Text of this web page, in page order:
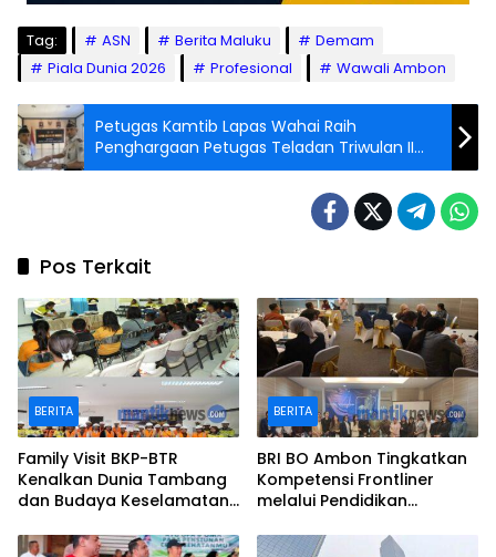
Tag: ASN Berita Maluku
Demam
Piala Dunia 2026
Profesional Wawali Ambon
Petugas Kamtib Lapas Wahai Raih
Penghargaan Petugas Teladan Triwulan II
2026
Pos Terkait
BERITA
Family Visit BKP-BTR
Kenalkan Dunia Tambang
dan Budaya Keselamatan
Karyawan
BERITA
BRI BO Ambon Tingkatkan
Kompetensi Frontliner
melalui Pendidikan